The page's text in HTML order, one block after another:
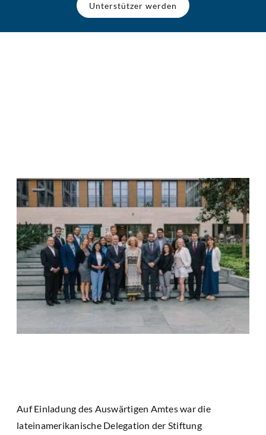
Unterstützer werden
Auf Einladung des Auswärtigen Amtes war die
lateinamerikanische Delegation der Stiftung